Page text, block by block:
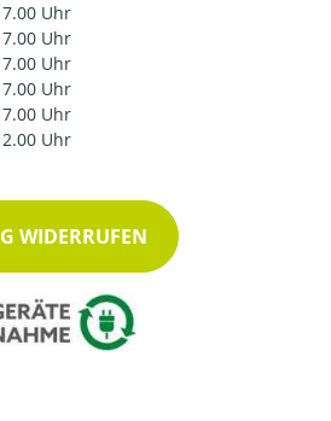
Uhr
Uhr
Uhr
Uhr
Uhr
Uhr
WIDERRUFEN